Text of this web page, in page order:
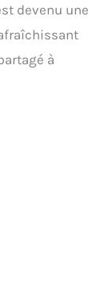
devenu une
à